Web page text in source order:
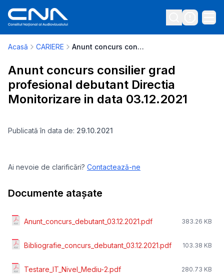
Acasă CARIERE Anunt concurs consilier grad profesional debutant Directia Monitorizare in data 03.12.2021
Anunt concurs consilier grad
profesional debutant Directia
Monitorizare in data 03.12.2021
Publicată în data de: 29.10.2021
Ai nevoie de clarificări? Contactează-ne
Documente atașate
Anunt_concurs_debutant_03.12.2021.pdf 383.26 KB
Bibliografie_concurs_debutant_03.12.2021.pdf 103.38 KB
Testare_IT_Nivel_Mediu-2.pdf 280.73 KB